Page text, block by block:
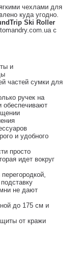
чехлами для
куда угодно.
Ski Roller
с
и
частей сумки для
ручек на
обеспечивают
и удобного
просто
идет вокруг
не дают
до 175 см и
от кражи